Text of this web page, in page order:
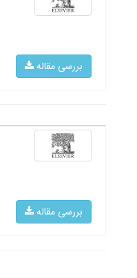
بررسی مقاله
بررسی مقاله